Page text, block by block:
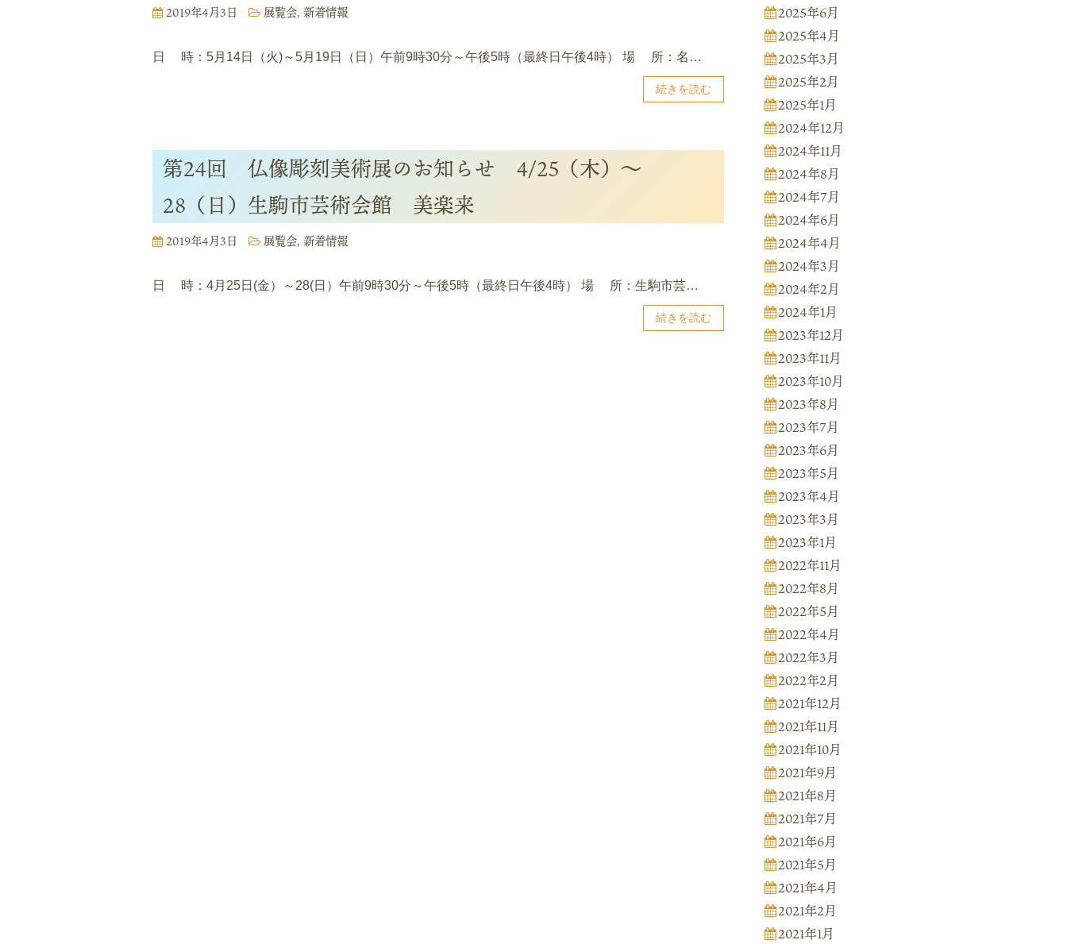
2019年4月3日 展覧会, 新着情報
日 時：5月14日（火)～5月19日（日）午前9時30分～午後5時（最終日午後4時） 場 所：名…
続きを読む
第24回 仏像彫刻美術展のお知らせ 4/25（木）～
28（日）生駒市芸術会館 美楽来
2019年4月3日 展覧会, 新着情報
日 時：4月25日(金）～28(日）午前9時30分～午後5時（最終日午後4時） 場 所：生駒市芸…
続きを読む
2025年6月
2025年4月
2025年3月
2025年2月
2025年1月
2024年12月
2024年11月
2024年8月
2024年7月
2024年6月
2024年4月
2024年3月
2024年2月
2024年1月
2023年12月
2023年11月
2023年10月
2023年8月
2023年7月
2023年6月
2023年5月
2023年4月
2023年3月
2023年1月
2022年11月
2022年8月
2022年5月
2022年4月
2022年3月
2022年2月
2021年12月
2021年11月
2021年10月
2021年9月
2021年8月
2021年7月
2021年6月
2021年5月
2021年4月
2021年2月
2021年1月